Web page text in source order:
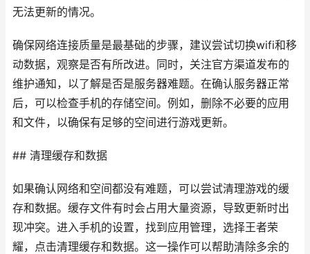
无法更新的情况。
确保网络连接质量是最基础的步骤，建议尝试切换wifi和移
动数据，观察是否有所改进。同时，关注官方渠道发布的
维护通知，以了解是否是服务器难题。在确认服务器正常
后，可以检查手机的存储空间。例如，删除不必要的应用
和文件，以确保有足够的空间进行游戏更新。
## 清理缓存和数据
如果确认网络和空间都没有难题，可以尝试清理游戏的缓
存和数据。缓存文件有时会占用大量资源，导致更新时出
现冲突。进入手机的设置，找到应用管理，选择王者荣
耀，点击清理缓存和数据。这一操作可以帮助清除多余的